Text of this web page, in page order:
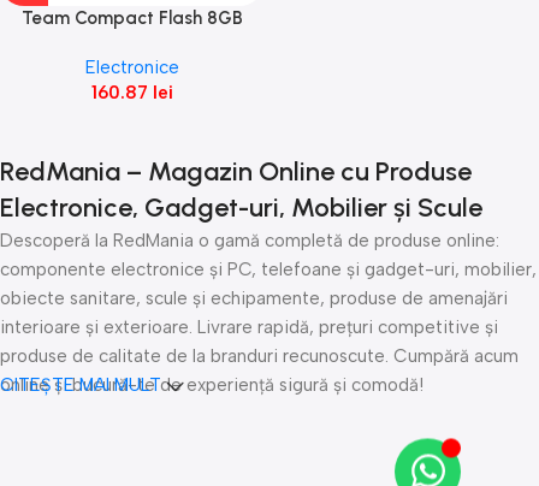
Team Compact Flash 8GB
Electronice
160.87 lei
RedMania – Magazin Online cu Produse
Electronice, Gadget-uri, Mobilier și Scule
Descoperă la RedMania o gamă completă de produse online:
componente electronice și PC, telefoane și gadget-uri, mobilier,
obiecte sanitare, scule și echipamente, produse de amenajări
interioare și exterioare. Livrare rapidă, prețuri competitive și
produse de calitate de la branduri recunoscute. Cumpără acum
online și bucură-te de experiență sigură și comodă!
CITEȘTE MAI MULT